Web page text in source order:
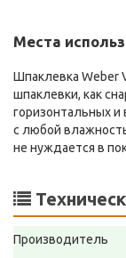
Места
Шпаклевка Weber
шпаклевки, как
горизонтальных и
с любой
не нуждается в
Производитель